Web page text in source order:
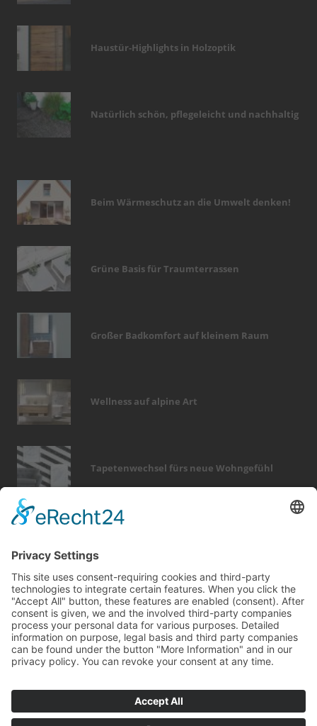
Haustür-Highlights in Holzoptik
Natürlich schön, pflegeleicht und nachhaltig
Beim Wärmeschutz an die Umwelt denken!
Grüne Basis für Traumterrassen
Großer Badkomfort auf kleinem Raum
Wellness auf alpine Art
Tapetenwechsel fürs neue Wohngefühl
fenster fußboden zaun
entfeuchtung
sicherheit
photovoltaik badezimmer
küche
holz
heizung hausbau förderung
wärme
elektro
türen fotovoltaik kamin
fliesen